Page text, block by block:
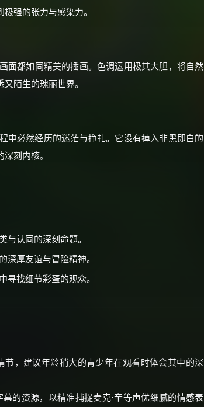
强的张力与感染力。
面都如同精美的插画。色调运用极其大胆，将自然
陌生的瑰丽世界。
中必然经历的迷茫与挣扎。它没有掉入非黑即白的
刻内核。
与认同的深刻命题。
深厚友谊与冒险精神。
寻找细节彩蛋的观众。
，建议年龄稍大的青少年在观看时体会其中的深
的资源，以精准捕捉麦克·辛等声优细腻的情感表